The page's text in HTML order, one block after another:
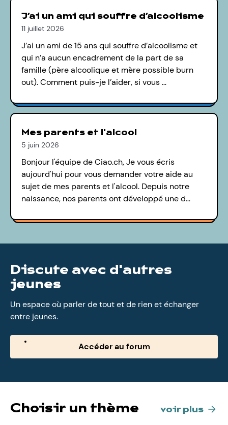
J’ai un ami qui souffre d’alcoolisme
11 juillet 2026
J’ai un ami de 15 ans qui souffre d’alcoolisme et
qui n’a aucun encadrement de la part de sa
famille (père alcoolique et mère possible burn
out). Comment puis-je l’aider, si vous …
Mes parents et l'alcool
5 juin 2026
Bonjour l'équipe de Ciao.ch, Je vous écris
aujourd'hui pour vous demander votre aide au
sujet de mes parents et l'alcool. Depuis notre
naissance, nos parents ont développé une d…
Discute avec d'autres
jeunes
Un espace où parler de tout et de rien et échanger
entre jeunes.
Accéder au forum
Choisir un thème voir plus